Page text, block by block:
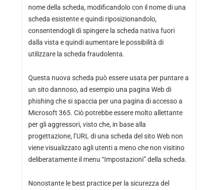
nome della scheda, modificandolo con il nome di una
scheda esistente e quindi riposizionandolo,
consentendogli di spingere la scheda nativa fuori
dalla vista e quindi aumentare le possibilità di
utilizzare la scheda fraudolenta.
Questa nuova scheda può essere usata per puntare a
un sito dannoso, ad esempio una pagina Web di
phishing che si spaccia per una pagina di accesso a
Microsoft 365. Ciò potrebbe essere molto allettante
per gli aggressori, visto che, in base alla
progettazione, l’URL di una scheda del sito Web non
viene visualizzato agli utenti a meno che non visitino
deliberatamente il menu “Impostazioni” della scheda.
Nonostante le best practice per la sicurezza del